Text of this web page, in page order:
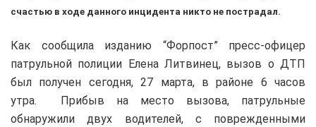
счастью в ходе данного инцидента никто не пострадал.
Как сообщила изданию “Форпост” пресс-офицер
патрульной полиции Елена Литвинец, вызов о ДТП
был получен сегодня, 27 марта, в районе 6 часов
утра. Прибыв на место вызова, патрульные
обнаружили двух водителей, с поврежденными